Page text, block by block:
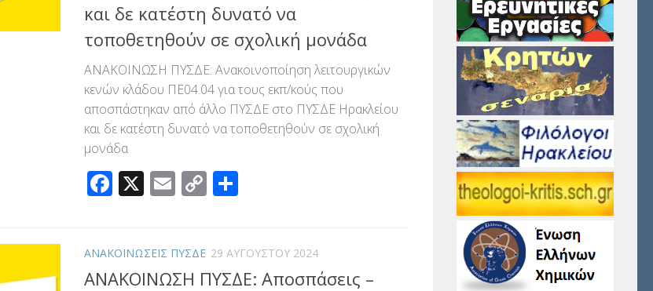
και δε κατέστη δυνατό να
τοποθετηθούν σε σχολική μονάδα
ΑΝΑΚΟΙΝΩΣΗ ΠΥΣΔΕ: Ανακοινοποίηση λειτουργικών
κενών κλάδου ΠΕ04.04 για τους εκπ/κούς που
αποσπάστηκαν από άλλο ΠΥΣΔΕ στο ΠΥΣΔΕ Ηρακλείου
και δε κατέστη δυνατό να τοποθετηθούν σε σχολική
μονάδα
Facebook
X Email
Copy
ΑΝΑΚΟΙΝΩΣΕΙΣ ΠΥΣΔΕ 29 ΑΥΓΟΎΣΤΟΥ 2024
ΑΝΑΚΟΙΝΩΣΗ ΠΥΣΔΕ: Αποσπάσεις –